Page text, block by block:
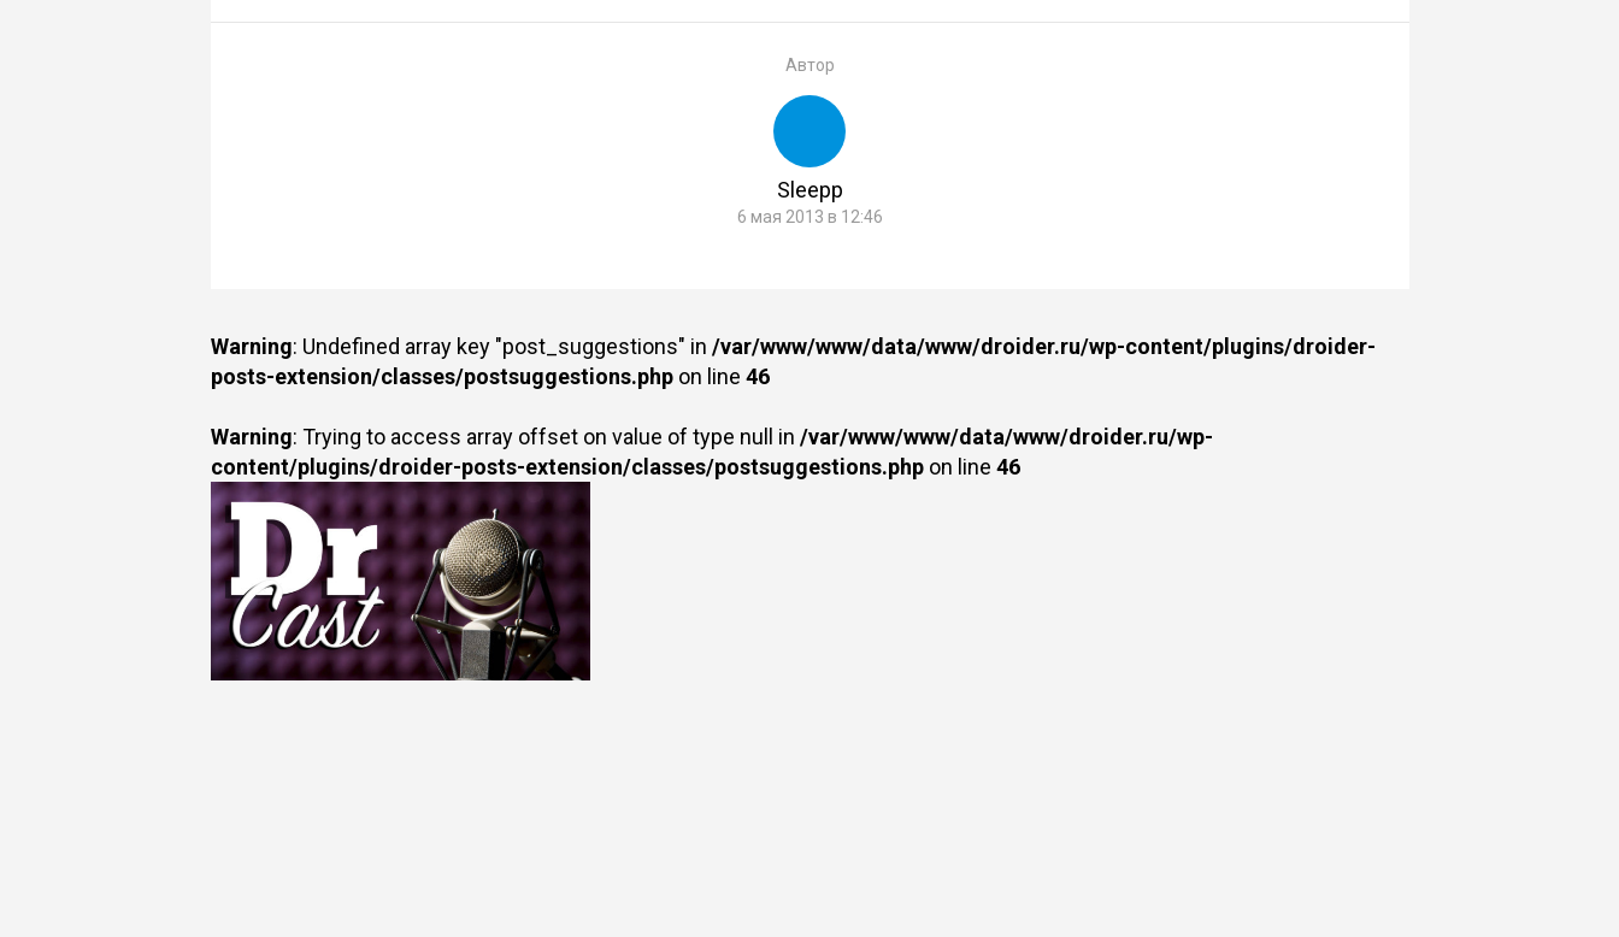
Автор
Sleepp
6 мая 2013 в 12:46
Warning: Undefined array key "post_suggestions" in /var/www/www/data/www/droider.ru/wp-content/plugins/droider-
posts-extension/classes/postsuggestions.phpon line 46
Warning: Trying to access array offset on value of type null in /var/www/www/data/www/droider.ru/wp-
content/plugins/droider-posts-extension/classes/postsuggestions.phpon line 46